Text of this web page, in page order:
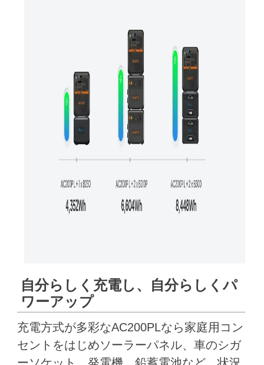
自分らしく充電し、自分らしくパ
ワーアップ
充電方式が多彩なAC200PLなら家庭用コン
セントをはじめソーラーパネル、車のシガ